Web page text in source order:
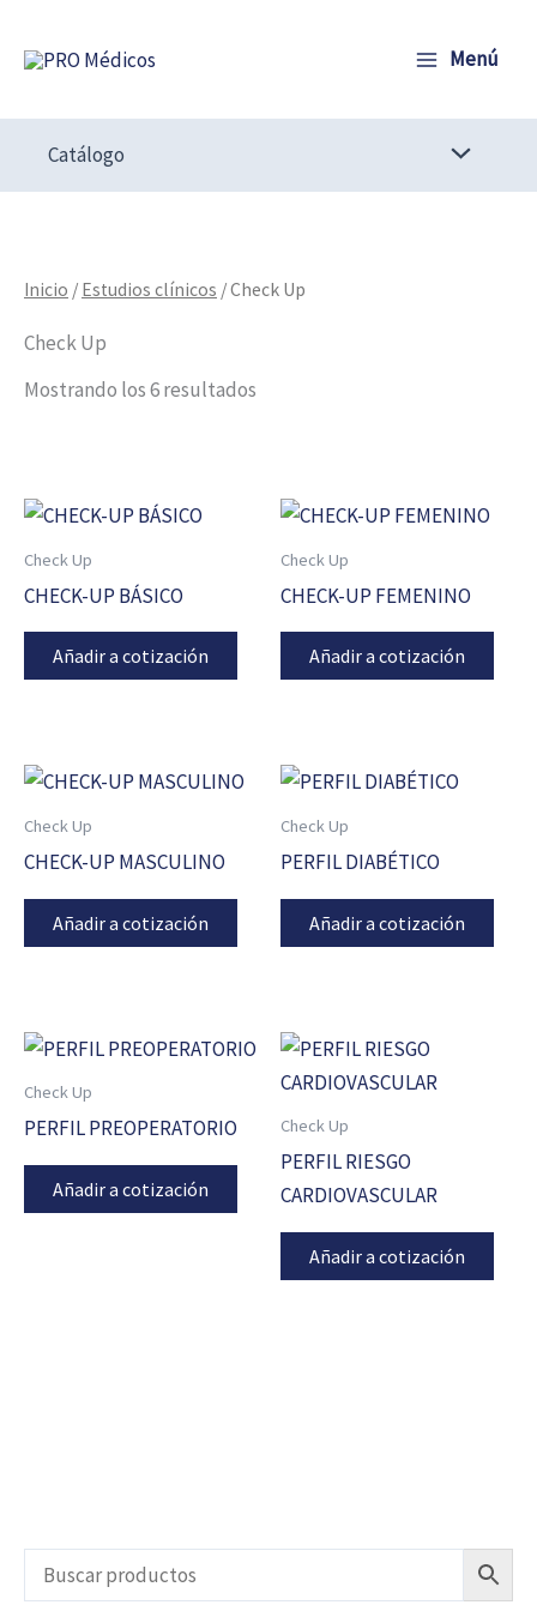
Menú
Catálogo
Inicio / Estudios clínicos / Check Up
Check Up
Mostrando los 6 resultados
Check Up
CHECK-UP BÁSICO
Añadir a cotización
Check Up
CHECK-UP FEMENINO
Añadir a cotización
Check Up
CHECK-UP MASCULINO
Añadir a cotización
Check Up
PERFIL DIABÉTICO
Añadir a cotización
Check Up
PERFIL PREOPERATORIO
Añadir a cotización
Check Up
PERFIL RIESGO
CARDIOVASCULAR
Añadir a cotización